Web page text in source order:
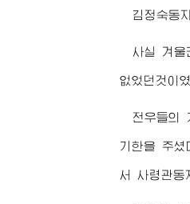
김정숙동지
사실 겨
없었던것이
전우들의
기한을 주
서 사령관동